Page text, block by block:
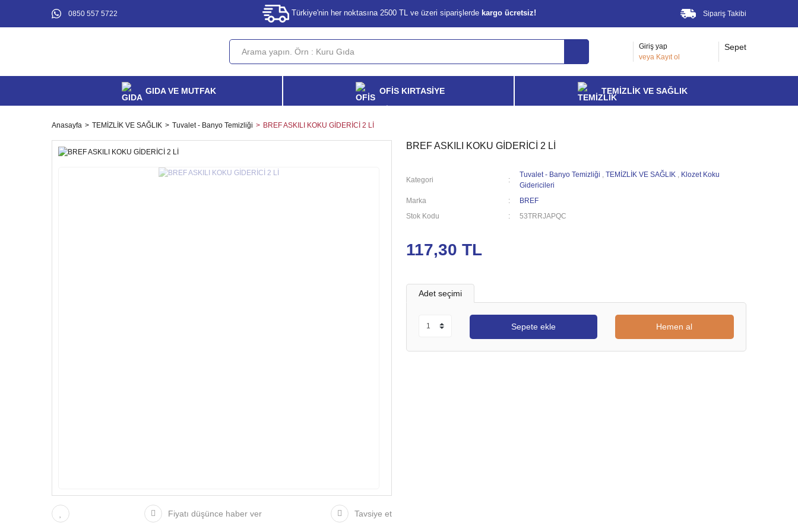
0850 557 5722 Türkiye'nin her noktasına 2500 TL ve üzeri siparişlerde kargo ücretsiz! Sipariş Takibi
Giriş yap
veya Kayıt ol
Sepet
GIDA VE MUTFAK OFİS KIRTASİYE TEMİZLİK VE SAĞLIK
Anasayfa TEMİZLİK VE SAĞLIK Tuvalet - Banyo Temizliği BREF ASKILI KOKU GİDERİCİ 2 Lİ
Fiyatı düşünce haber ver Tavsiye et
BREF ASKILI KOKU GİDERİCİ 2 Lİ
Kategori
Tuvalet - Banyo Temizliği , TEMİZLİK VE SAĞLIK , Klozet Koku
Gidericileri
Marka
BREF
Stok Kodu
53TRRJAPQC
117,30 TL
Adet seçimi
Sepete ekle Hemen al